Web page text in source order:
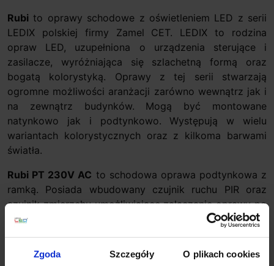
Zgoda Szczegóły O plikach cookies
Rubi to oprawy schodowe z oświetleniem LED z serii
LEDIX polskiej firmy Zamel CET. LEDIX to rodzina
opraw LED, uzupełniona o urządzenia sterujące i
zasilacze, wyróżniająca się szlachetną formą oraz
bogatą kolorystyką. Oprawy z tej serii stwarzają
ogromne możliwości aranżacji zarówno wewnątrz jak i
na zewnątrz budynków. Mogą być montowane
natynkowo jak i podtynkowo. Występują w wielu
wariantach kolorystycznych oraz z kilkoma barwami
światła.
Rubi PT 230V AC to schodowa oprawa podtynkowa z
ramką. Posiada wbudowany czujnik ruchu PIR oraz
czujnik zmierzchu umożliwiające załączanie oprawy po
wykryciu ruchu bądź przy określonym natężeniu
pozwalające uzyskać doskonałe parametry świetlne.
Oprawa emituje strumień świetlny przez niewidoczny